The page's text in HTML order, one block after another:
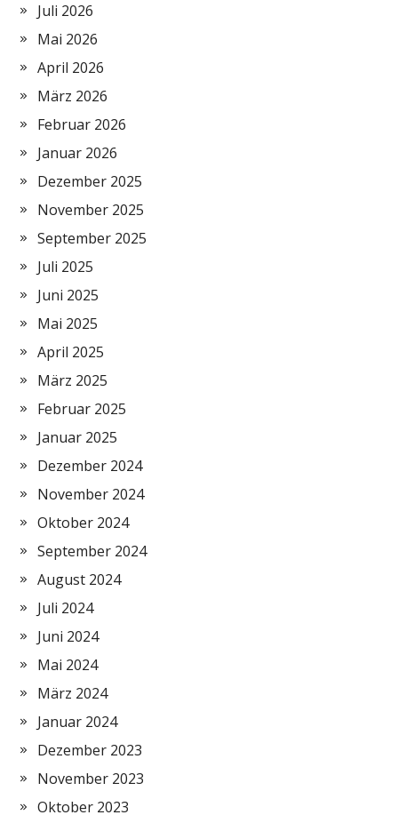
Juli 2026
Mai 2026
April 2026
März 2026
Februar 2026
Januar 2026
Dezember 2025
November 2025
September 2025
Juli 2025
Juni 2025
Mai 2025
April 2025
März 2025
Februar 2025
Januar 2025
Dezember 2024
November 2024
Oktober 2024
September 2024
August 2024
Juli 2024
Juni 2024
Mai 2024
März 2024
Januar 2024
Dezember 2023
November 2023
Oktober 2023